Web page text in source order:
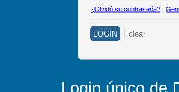
¿Olvidó su contraseña? |
Login único de